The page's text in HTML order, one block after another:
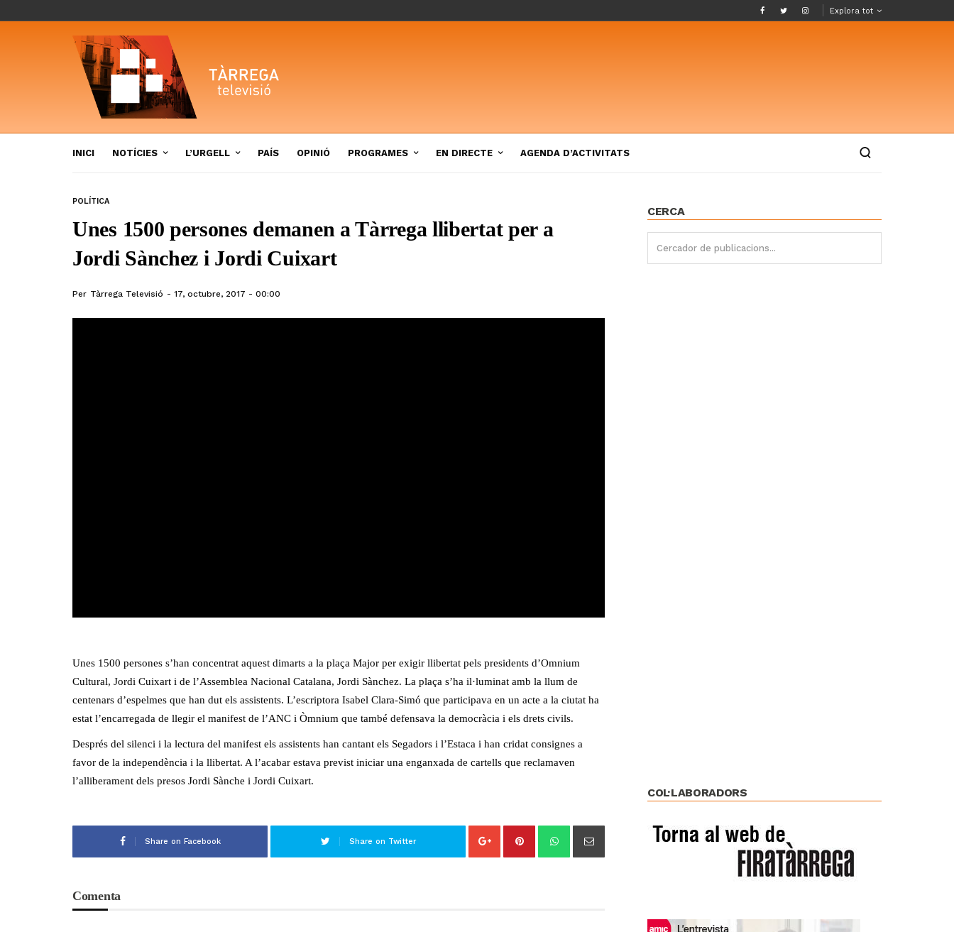
Explora tot
INICI NOTÍCIES L’URGELL PAÍS OPINIÓ PROGRAMES EN DIRECTE AGENDA D’ACTIVITATS
POLÍTICA
Unes 1500 persones demanen a Tàrrega llibertat per a
Jordi Sànchez i Jordi Cuixart
Per Tàrrega Televisió 17, octubre, 2017 - 00:00
Unes 1500 persones s’han concentrat aquest dimarts a la plaça Major per exigir llibertat pels presidents d’Omnium
Cultural, Jordi Cuixart i de l’Assemblea Nacional Catalana, Jordi Sànchez. La plaça s’ha il·luminat amb la llum de
centenars d’espelmes que han dut els assistents. L’escriptora Isabel Clara-Simó que participava en un acte a la ciutat ha
estat l’encarregada de llegir el manifest de l’ANC i Òmnium que també defensava la democràcia i els drets civils.
Després del silenci i la lectura del manifest els assistents han cantant els Segadors i l’Estaca i han cridat consignes a
favor de la independència i la llibertat. A l’acabar estava previst iniciar una enganxada de cartells que reclamaven
l’alliberament dels presos Jordi Sànche i Jordi Cuixart.
Share on Facebook Share on Twitter
Comenta
CERCA
COL·LABORADORS